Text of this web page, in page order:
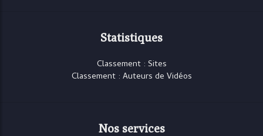
Statistiques
Classement : Sites
Classement : Auteurs de Vidéos
Nos services